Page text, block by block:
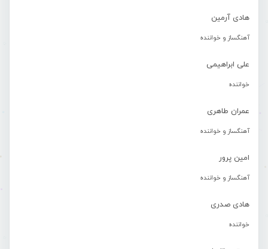
هادی آرمین
آهنگساز و خواننده
علی ابراهیمی
خواننده
عمران طاهری
آهنگساز و خواننده
امین پرور
آهنگساز و خواننده
هادی صدری
خواننده